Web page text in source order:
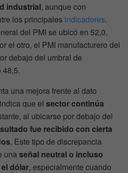
industrial, aunque con
los principales indicadores.
del PMI se ubicó en 52,0,
el otro, el PMI manufacturero del
debajo del umbral de
48,5.
una mejora frente al dato
que el sector continúa
al ubicarse por debajo del
fue recibido con cierta
. Este tipo de discrepancia
unaseñal neutral o incluso
dólar, especialmente cuando